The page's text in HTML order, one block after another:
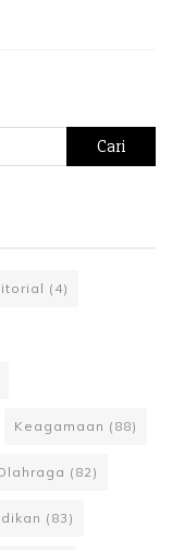
(4)
Keagamaan (88)
(82)
(83)